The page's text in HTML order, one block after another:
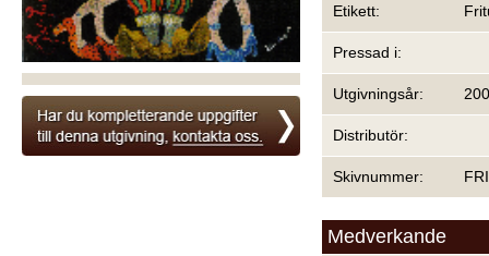
Etikett:
Pressad i:
Utgivningsår:
Distributör:
Skivnummer:
Medverkande